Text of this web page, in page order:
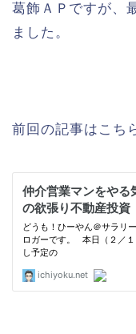
葛飾ＡＰですが、
ました。
前回の記事はこち